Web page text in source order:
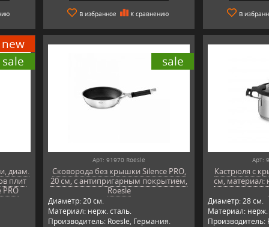
В избранное К сравнению В
sale
new
диам.
плит
sale
Арт: 91970 Roesle
Сковорода без крышки Silence PRO,
20 см, с антипригарным покрытием,
Roesle
Диаметр: 20 см.
Материал: нерж. сталь.
Производитель: Roesle, Германия.
Арт:
Кастрюля с
см, материал:
Диаметр: 28 см.
Материал: нерж.
Производитель: